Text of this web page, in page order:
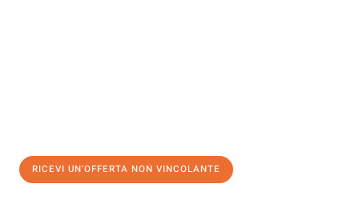
RICEVI UN'OFFERTA NON VINCOLANTE